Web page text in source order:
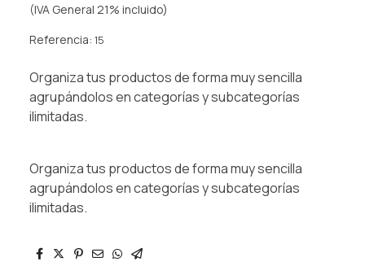
(IVA General 21% incluido)
Referencia: 15
Organiza tus productos de forma muy sencilla
agrupándolos en categorías y subcategorías
ilimitadas.
Organiza tus productos de forma muy sencilla
agrupándolos en categorías y subcategorías
ilimitadas.